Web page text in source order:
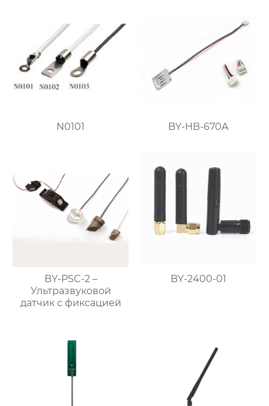
N0101 BY-HB-670A
BY-PSC-2 –
Ультразвуковой
датчик с фиксацией
BY-2400-01